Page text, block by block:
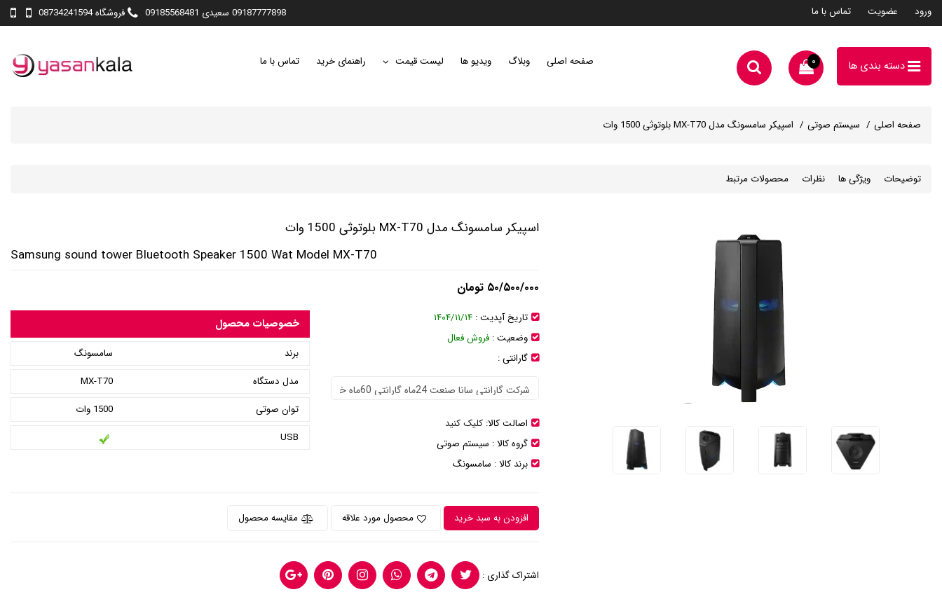
ورود عضویت تماس با ما 09187777898 سعیدی 09185568481 فروشگاه 08734241594
دسته بندی ها ۰ صفحه اصلی وبلاگ ویدیو ها لیست قیمت راهنمای خرید تماس با ما
صفحه اصلی سیستم صوتی اسپیکر سامسونگ مدل MX-T70 بلوتوثی 1500 وات
توضیحات ویژگی ها نظرات محصولات مرتبط
اسپیکر سامسونگ مدل MX-T70 بلوتوثی 1500 وات
Samsung sound tower Bluetooth Speaker 1500 Wat Model MX-T70
۵۰/۵۰۰/۰۰۰ تومان
تاریخ آپدیت : ۱۴۰۴/۱۱/۱۴
وضعیت : فروش فعال
گارانتی :
اصالت کالا: کلیک کنید
گروه کالا : سیستم صوتی
برند کالا : سامسونگ
خصوصیات محصول
برند
سامسونگ
مدل دستگاه
MX-T70
توان صوتی
1500 وات
USB
افزودن به سبد خرید محصول مورد علاقه مقایسه محصول
اشتراک گذاری :